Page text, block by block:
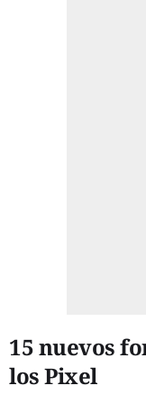
15 nuevos
los Pixel